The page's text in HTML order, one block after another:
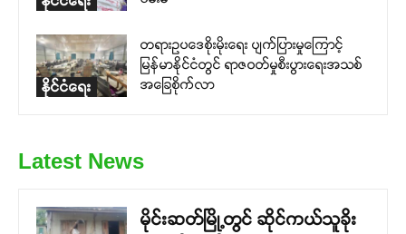
နိုင်ငံရေး
တရားဥပဒေစိုးမိုးရေး ပျက်ပြားမှုကြောင့်
မြန်မာနိုင်ငံတွင် ရာဇဝတ်မှုစီးပွားရေးအသစ်
အခြေစိုက်လာ
Latest News
မိုင်းဆတ်မြို့တွင် ဆိုင်ကယ်သူခိုး